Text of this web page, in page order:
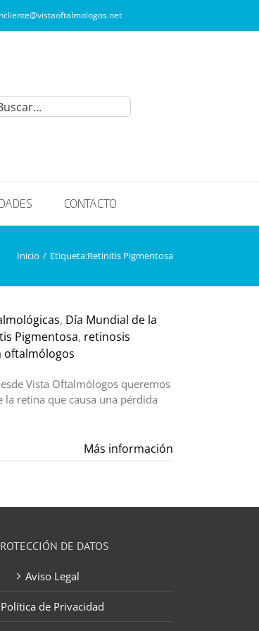
CONTACTO
Inicio / Etiqueta:Retinitis Pigmentosa
, Día Mundial de la
Pigmentosa, retinosis
oftalmólogos
Vista Oftalmólogos queremos
retina que causa una pérdida
Más información
DE DATOS
Aviso Legal
Política de Privacidad